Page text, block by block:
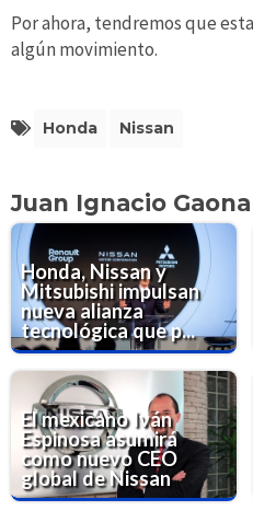
Por ahora, tendremos que
algún movimiento.
Honda Nissan
Juan Ignacio
Honda, Nissan y
Mitsubishi impulsan
nueva alianza
tecnológica que p...
El mexicano Iván
Espinosa asumirá
como nuevo CEO
global de Nissan